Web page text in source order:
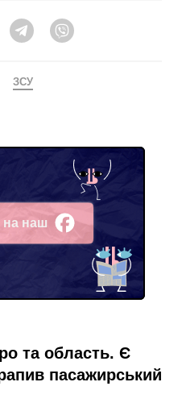
Twitter Telegram
ЗСУ
на наш
та область. Є
пасажирський